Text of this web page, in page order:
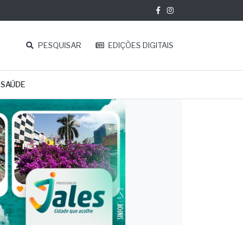
PESQUISAR EDIÇÕES DIGITAIS
SAÚDE